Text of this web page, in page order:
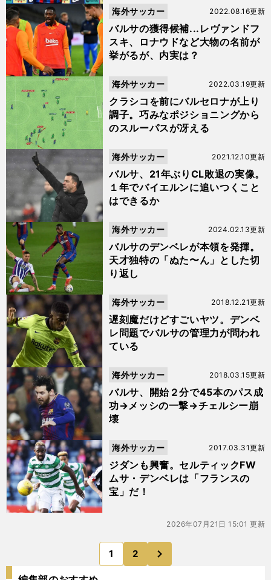
バルサの獲得候補...レヴァンドフ
スキ、ロナウドなど大物の名前が
挙がるが、内実は？
2022.08.16更新
海外サッカー
クラシコを前にバルセロナが上り
調子。巧みなポジショニングから
のスルーパスが冴える
2022.03.19更新
海外サッカー
バルサ、21年ぶりCL敗退の実像。
１年でバイエルンに追いつくこと
はできるか
2021.12.10更新
海外サッカー
バルサのデンベレが本領を発揮。
天才独特の「ぬた〜ん」とした切
り返し
2024.02.13更新
海外サッカー
遅刻魔だけどすごいヤツ。デンベ
レ問題でバルサの管理力が問われ
ている
2018.12.21更新
海外サッカー
バルサ、開始２分で45本のパス成
功→メッシの一撃→チェルシー崩
壊
2018.03.15更新
海外サッカー
ジダンも興奮。セルティックFW
ムサ・デンベレは「フランスの
宝」だ！
2017.03.31更新
海外サッカー
2026年07月21日 15:01 更新
1 2